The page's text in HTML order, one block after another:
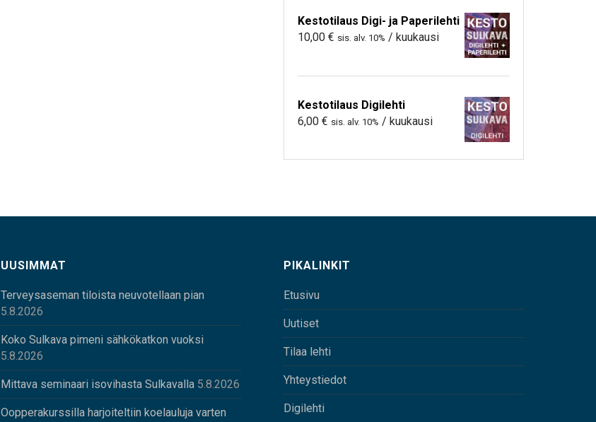
Kestotilaus Digi- ja Paperilehti
10,00 € sis. alv. 10% / kuukausi
Kestotilaus Digilehti
6,00 € sis. alv. 10% / kuukausi
UUSIMMAT
Terveysaseman tiloista neuvotellaan pian
5.8.2026
Koko Sulkava pimeni sähkökatkon vuoksi
5.8.2026
Mittava seminaari isovihasta Sulkavalla 5.8.2026
Oopperakurssilla harjoiteltiin koelauluja varten
PIKALINKIT
Etusivu
Uutiset
Tilaa lehti
Yhteystiedot
Digilehti